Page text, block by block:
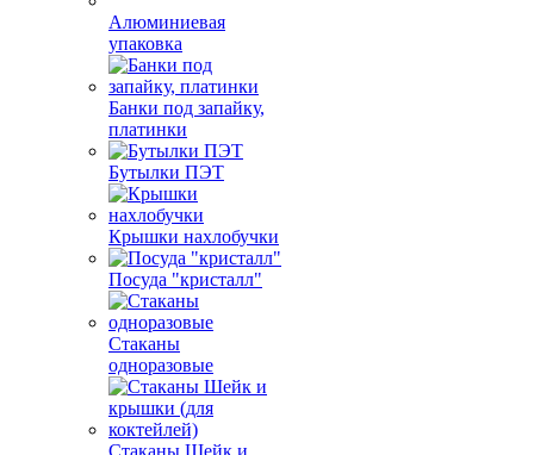
Алюминиевая
упаковка
Банки под запайку,
платинки
Бутылки ПЭТ
Крышки нахлобучки
Посуда "кристалл"
Стаканы
одноразовые
Стаканы Шейк и